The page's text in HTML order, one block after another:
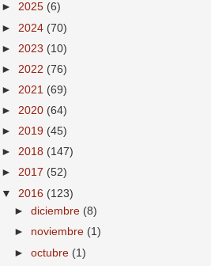
► 2025 (6)
► 2024 (70)
► 2023 (10)
► 2022 (76)
► 2021 (69)
► 2020 (64)
► 2019 (45)
► 2018 (147)
► 2017 (52)
▼ 2016 (123)
►diciembre (8)
► noviembre (1)
►octubre (1)